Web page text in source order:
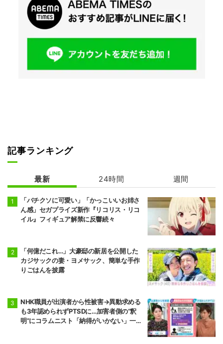
記事ランキング
最新 24時間 週間
「バチクソに可愛い」「かっこいいお姉さ
ん感」セガプライズ新作『リコリス・リコ
イル』フィギュア解禁に反響続々
「何億だこれ…」大豪邸の新居を公開した
カジサックの妻・ヨメサック、簡単な手作
りごはんを披露
NHK職員が出演者から性被害→異動求める
も3年認められずPTSDに…加害者側の“釈
明”にコラムニスト「納得がいかない」一方